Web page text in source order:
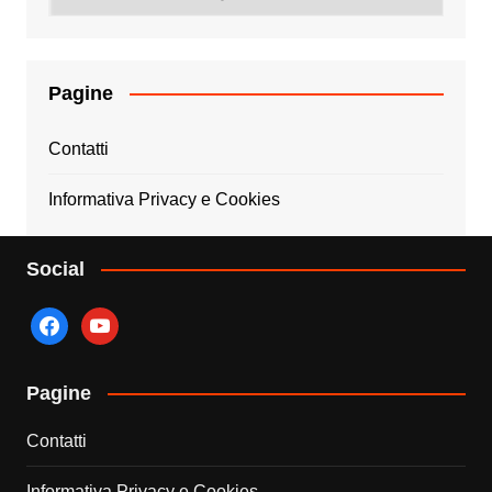
Pagine
Contatti
Informativa Privacy e Cookies
Social
facebookyoutube
Pagine
Contatti